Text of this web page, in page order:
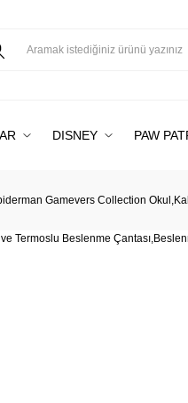
DISNEY PAW
Gamevers Collection